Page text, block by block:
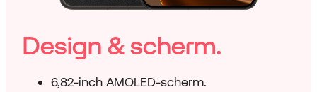
Design & scherm.
6,82-inch AMOLED-scherm.